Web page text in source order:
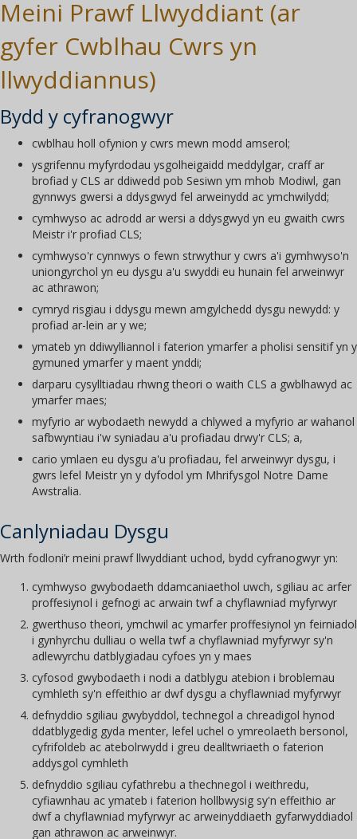
Meini Prawf Llwyddiant (ar
gyfer Cwblhau Cwrs yn
llwyddiannus)
Bydd y cyfranogwyr
cwblhau holl ofynion y cwrs mewn modd amserol;
ysgrifennu myfyrdodau ysgolheigaidd meddylgar, craff ar
brofiad y CLS ar ddiwedd pob Sesiwn ym mhob Modiwl, gan
gynnwys gwersi a ddysgwyd fel arweinydd ac ymchwilydd;
cymhwyso ac adrodd ar wersi a ddysgwyd yn eu gwaith cwrs
Meistr i'r profiad CLS;
cymhwyso'r cynnwys o fewn strwythur y cwrs a'i gymhwyso'n
uniongyrchol yn eu dysgu a'u swyddi eu hunain fel arweinwyr
ac athrawon;
cymryd risgiau i ddysgu mewn amgylchedd dysgu newydd: y
profiad ar-lein ar y we;
ymateb yn ddiwylliannol i faterion ymarfer a pholisi sensitif yn y
gymuned ymarfer y maent ynddi;
darparu cysylltiadau rhwng theori o waith CLS a gwblhawyd ac
ymarfer maes;
myfyrio ar wybodaeth newydd a chlywed a myfyrio ar wahanol
safbwyntiau i'w syniadau a'u profiadau drwy'r CLS; a,
cario ymlaen eu dysgu a'u profiadau, fel arweinwyr dysgu, i
gwrs lefel Meistr yn y dyfodol ym Mhrifysgol Notre Dame
Awstralia.
Canlyniadau Dysgu
Wrth fodloni’r meini prawf llwyddiant uchod, bydd cyfranogwyr yn:
cymhwyso gwybodaeth ddamcaniaethol uwch, sgiliau ac arfer
proffesiynol i gefnogi ac arwain twf a chyflawniad myfyrwyr
gwerthuso theori, ymchwil ac ymarfer proffesiynol yn feirniadol
i gynhyrchu dulliau o wella twf a chyflawniad myfyrwyr sy'n
adlewyrchu datblygiadau cyfoes yn y maes
cyfosod gwybodaeth i nodi a datblygu atebion i broblemau
cymhleth sy'n effeithio ar dwf dysgu a chyflawniad myfyrwyr
defnyddio sgiliau gwybyddol, technegol a chreadigol hynod
ddatblygedig gyda menter, lefel uchel o ymreolaeth bersonol,
cyfrifoldeb ac atebolrwydd i greu dealltwriaeth o faterion
addysgol cymhleth
defnyddio sgiliau cyfathrebu a thechnegol i weithredu,
cyfiawnhau ac ymateb i faterion hollbwysig sy'n effeithio ar
dwf a chyflawniad myfyrwyr ac arweinyddiaeth gyfarwyddiadol
gan athrawon ac arweinwyr.